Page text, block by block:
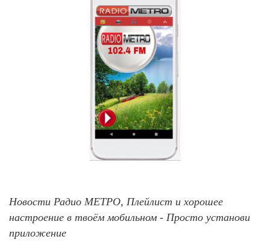
Новости Радио МЕТРО, Плейлист и хорошее
настроение в твоём мобильном - Просто установи
приложение